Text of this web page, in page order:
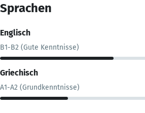
Sprachen
Englisch
B1-B2 (Gute Kenntnisse)
Griechisch
A1-A2 (Grundkenntnisse)